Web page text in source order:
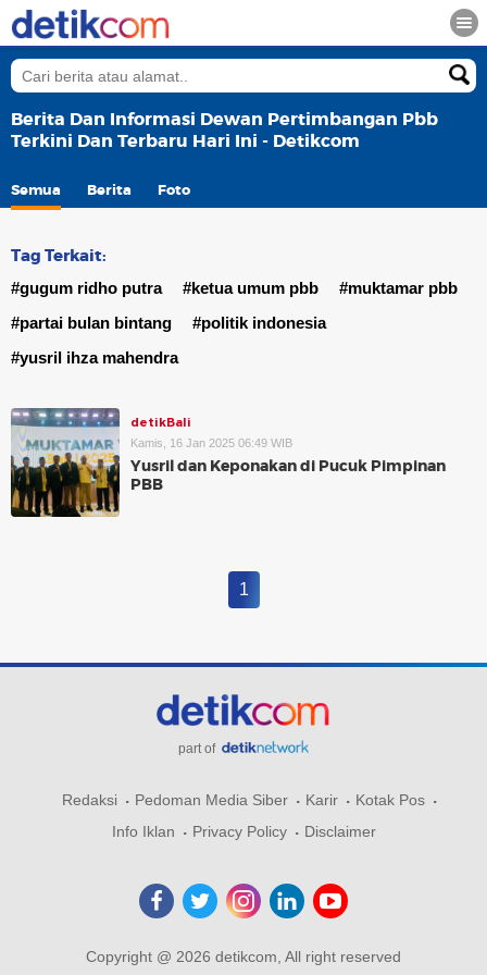
Berita Dan Informasi Dewan Pertimbangan Pbb
Terkini Dan Terbaru Hari Ini - Detikcom
Semua Berita Foto
Tag Terkait:
#gugum ridho putra #ketua umum pbb
#muktamar pbb
#partai bulan bintang
#politik indonesia
#yusril ihza mahendra
detikBali
Kamis, 16 Jan 2025 06:49 WIB
Yusril dan Keponakan di Pucuk Pimpinan
PBB
1
part of
Redaksi Pedoman Media Siber Karir
Kotak Pos
Info Iklan
Privacy Policy Disclaimer
Copyright @ 2026 detikcom, All right reserved